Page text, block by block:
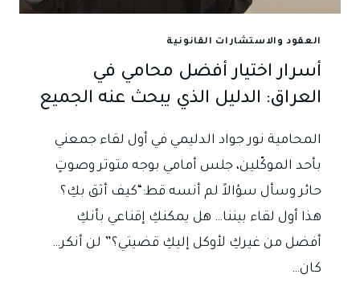
العقود والاستشارات القانونية
أسرار اختيار أفضل محامي في
العراق: الدليل الذي يبحث عنه الجميع
المحامية نور جواد الدليمي في أول لقاء جمعني
بأحد الموكّلين، جلس أمامي بوجه متوتر وصوتٍ
حائر وسأل سؤالاً لم أنسه قط:“كيف أثق بكِ؟
هذا أول لقاء بيننا… هل يمكنكِ إقناعي بأنكِ
أفضل من غيركِ لأوكل إليكِ قضيتي؟” لن أنكر…
كان…